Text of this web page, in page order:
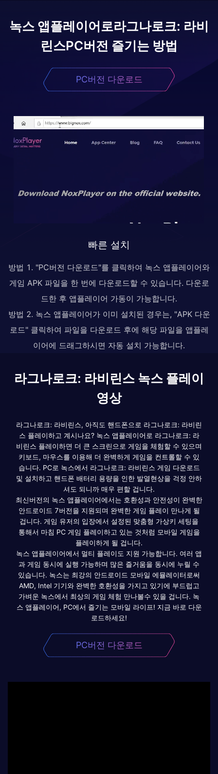
녹스 앱플레이어로라그나로크: 라비
린스PC버전 즐기는 방법
PC버전 다운로드
빠른 설치
방법 1. "PC버전 다운로드"를 클릭하여 녹스 앱플레이어와
게임 APK 파일을 한 번에 다운로드할 수 있습니다. 다운로
드한 후 앱플레이어 가동이 가능합니다.
방법 2. 녹스 앱플레이어가 이미 설치된 경우는, "APK 다운
로드" 클릭하여 파일을 다운로드 후에 해당 파일을 앱플레
이어에 드래그하시면 자동 설치 가능합니다.
라그나로크: 라비린스 녹스 플레이
영상
라그나로크: 라비린스, 아직도 핸드폰으로 라그나로크: 라비린
스 플레이하고 계시나요? 녹스 앱플레이어로 라그나로크: 라
비린스 플레이하면 더 큰 스크린으로 게임을 체험할 수 있으며
키보드, 마우스를 이용해 더 완벽하게 게임을 컨트롤할 수 있
습니다. PC로 녹스에서 라그나로크: 라비린스 게임 다운로드
및 설치하고 핸드폰 배터리 용량을 인한 발열현상을 걱정 안하
셔도 되니까 매우 편할 겁니다.
최신버전의 녹스 앱플레이어에서는 호환성과 안전성이 완벽한
안드로이드 7버전을 지원되며 완벽한 게임 플레이 만나게 될
겁니다. 게임 유저의 입장에서 설정된 맞춤형 가상키 세팅을
통해서 마침 PC 게임 플레이하고 있는 것처럼 모바일 게임을
플레이하게 될 겁니다.
녹스 앱플레이어에서 멀티 플레이도 지원 가능합니다. 여러 앱
과 게임 동시에 실행 가능하며 많은 즐거움을 동시에 누릴 수
있습니다. 녹스는 최강의 안드로이드 모바일 에뮬레이터로써
AMD, Intel 기기와 완벽한 호환성을 가지고 있기에 부드럽고
가벼운 녹스에서 최상의 게임 체험 만나볼수 있을 겁니다. 녹
스 앱플레이어, PC에서 즐기는 모바일 라이프! 지금 바로 다운
로드하세요!
PC버전 다운로드